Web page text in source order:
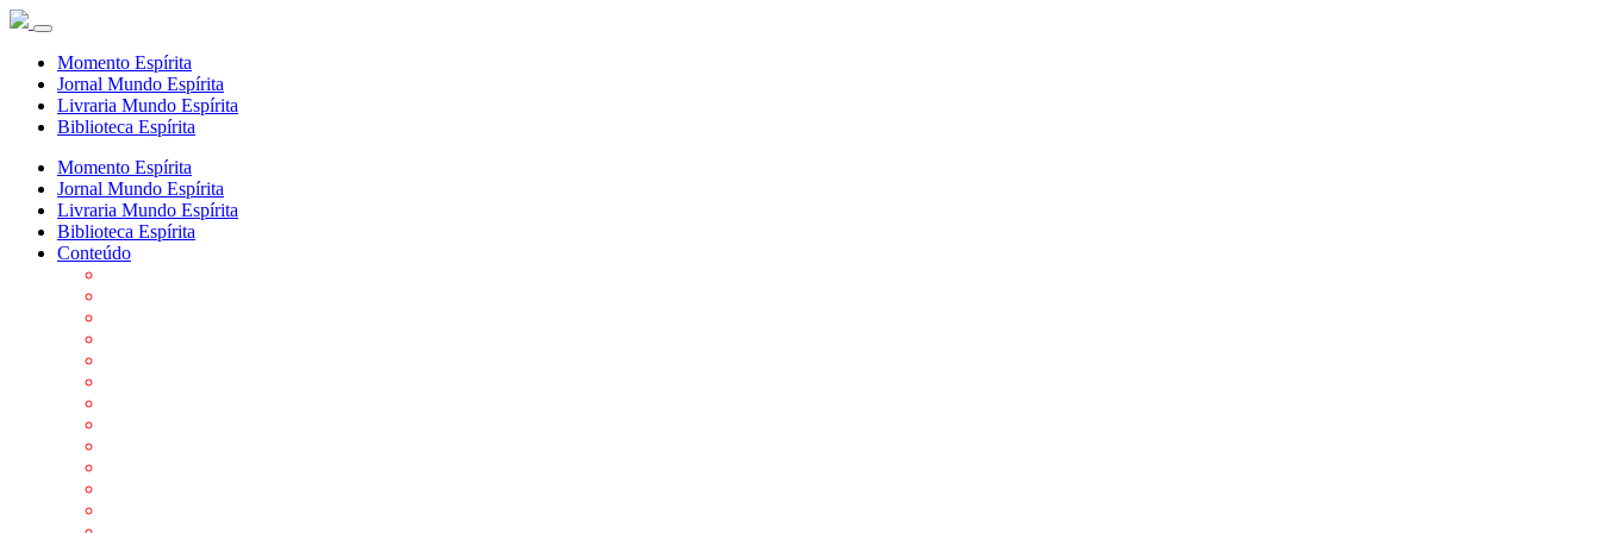
Momento Espírita
Jornal Mundo Espírita
Livraria Mundo Espírita
Biblioteca Espírita
Momento Espírita
Jornal Mundo Espírita
Livraria Mundo Espírita
Biblioteca Espírita
Conteúdo